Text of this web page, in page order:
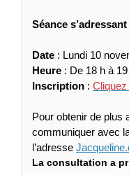
Séance
Date : Lundi 10
Heure : De 18 h à
Inscription :
Pour obtenir de plus
communiquer avec
l’adresse
La consultation a